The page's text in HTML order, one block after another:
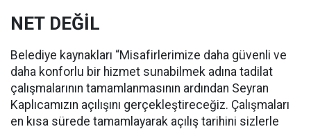
NET DEĞİL
Belediye kaynakları “Misafirlerimize daha güvenli ve
daha konforlu bir hizmet sunabilmek adına tadilat
çalışmalarının tamamlanmasının ardından Seyran
Kaplıcamızın açılışını gerçekleştireceğiz. Çalışmaları
en kısa sürede tamamlayarak açılış tarihini sizlerle